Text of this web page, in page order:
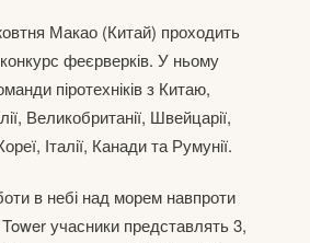
Макао (Китай) проходить
феєрверків. У ньому
піротехніків з Китаю,
Великобританії, Швейцарії,
Італії, Канади та Румунії.
в небі над морем навпроти
учасники представлять 3,